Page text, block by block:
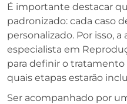
É importante destacar
padronizado: cada caso
personalizado. Por isso,
especialista em
para definir o
quais etapas estarão
Ser acompanhado por